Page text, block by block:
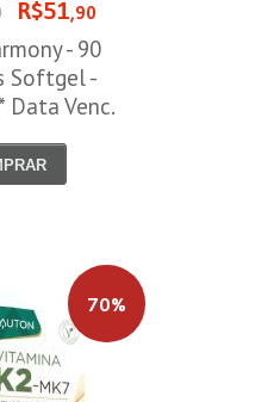
R$51,90
- 90
Softgel -
Data Venc.
70%